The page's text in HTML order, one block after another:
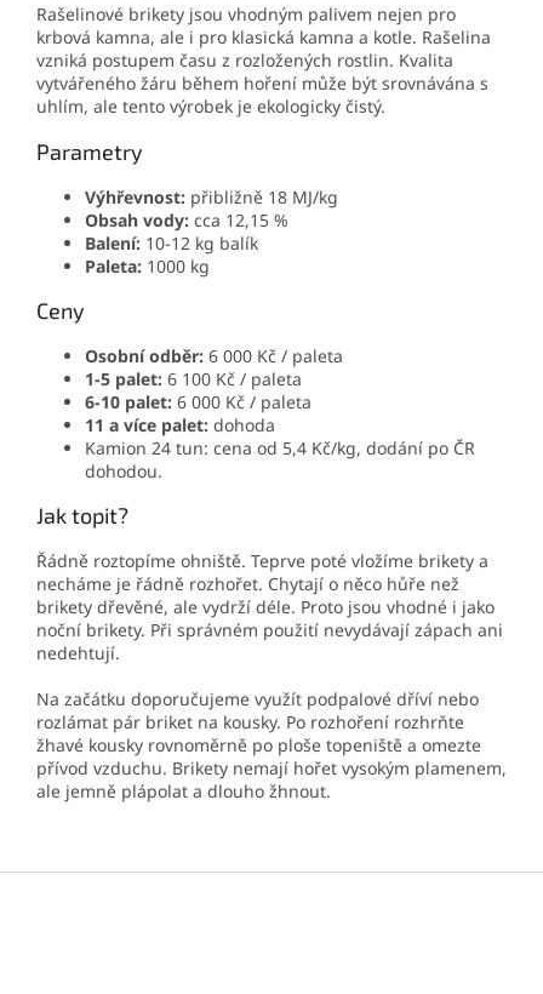
Rašelinové brikety jsou vhodným palivem nejen pro
krbová kamna, ale i pro klasická kamna a kotle. Rašelina
vzniká postupem času z rozložených rostlin. Kvalita
vytvářeného žáru během hoření může být srovnávána s
uhlím, ale tento výrobek je ekologicky čistý.
Parametry
Výhřevnost: přibližně 18 MJ/kg
Obsah vody: cca 12,15 %
Balení: 10-12 kg balík
Paleta: 1000 kg
Ceny
Osobní odběr: 6 000 Kč / paleta
1-5 palet: 6 100 Kč / paleta
6-10 palet: 6 000 Kč / paleta
11 a více palet: dohoda
Kamion 24 tun: cena od 5,4 Kč/kg, dodání po ČR
dohodou.
Jak topit?
Řádně roztopíme ohniště. Teprve poté vložíme brikety a
necháme je řádně rozhořet. Chytají o něco hůře než
brikety dřevěné, ale vydrží déle. Proto jsou vhodné i jako
noční brikety. Při správném použití nevydávají zápach ani
nedehtují.
Na začátku doporučujeme využít podpalové dříví nebo
rozlámat pár briket na kousky. Po rozhoření rozhrňte
žhavé kousky rovnoměrně po ploše topeniště a omezte
přívod vzduchu. Brikety nemají hořet vysokým plamenem,
ale jemně plápolat a dlouho žhnout.